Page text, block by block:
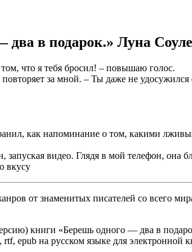
в подарок.» Луна
что я тебя бросил! – повышаю голос.
за мной. – Ты даже не удосужился
как напоминание о том, какими
видео. Глядя в мой телефон, она
вкусу
от знаменитых писателей со всего
книги «Берешь одного — два в
epub на русском языке для